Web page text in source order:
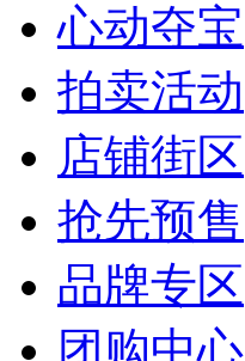
心动夺宝
拍卖活动
店铺街区
抢先预售
品牌专区
团购中心